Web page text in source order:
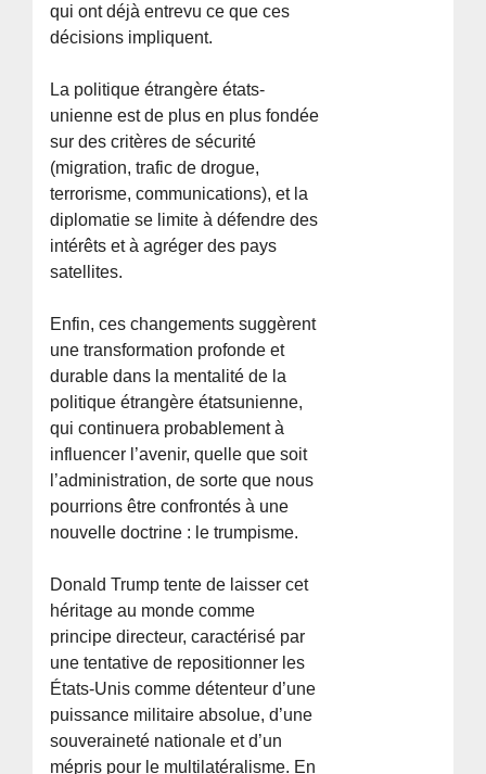
qui ont déjà entrevu ce que ces
décisions impliquent.
La politique étrangère états-
unienne est de plus en plus fondée
sur des critères de sécurité
(migration, trafic de drogue,
terrorisme, communications), et la
diplomatie se limite à défendre des
intérêts et à agréger des pays
satellites.
Enfin, ces changements suggèrent
une transformation profonde et
durable dans la mentalité de la
politique étrangère étatsunienne,
qui continuera probablement à
influencer l’avenir, quelle que soit
l’administration, de sorte que nous
pourrions être confrontés à une
nouvelle doctrine : le trumpisme.
Donald Trump tente de laisser cet
héritage au monde comme
principe directeur, caractérisé par
une tentative de repositionner les
États-Unis comme détenteur d’une
puissance militaire absolue, d’une
souveraineté nationale et d’un
mépris pour le multilatéralisme. En